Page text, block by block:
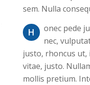
sem. Nulla
H
onec pede
nec,
justo, rhoncus ut,
vitae, justo.
mollis pretium.